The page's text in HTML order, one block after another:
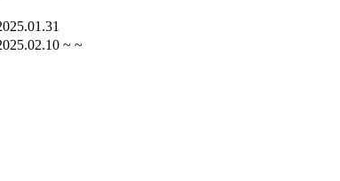
~ ~